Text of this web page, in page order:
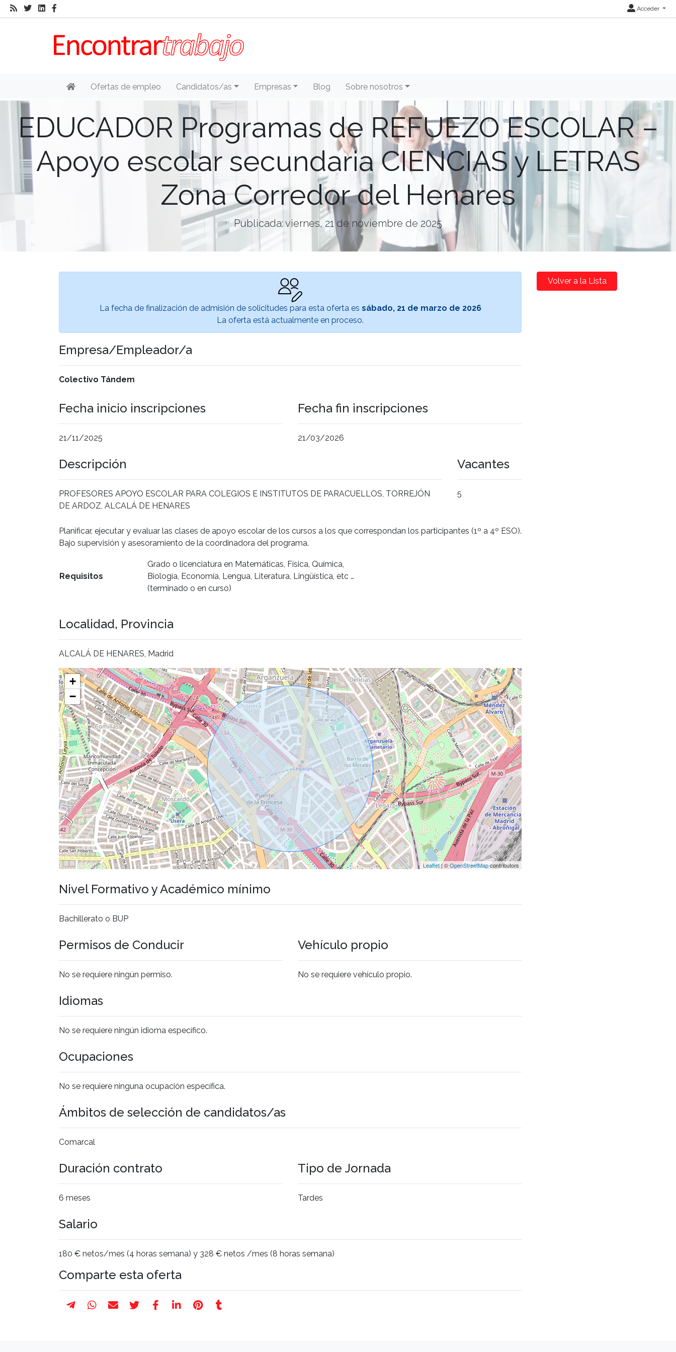
Acceder
Ofertas de empleo Candidatos/as Empresas Blog Sobre nosotros
EDUCADOR Programas de REFUEZO ESCOLAR –
Apoyo escolar secundaria CIENCIAS y LETRAS
Zona Corredor del Henares
Publicada: viernes, 21 de noviembre de 2025
La fecha de finalización de admisión de solicitudes para esta oferta es sábado, 21 de marzo de 2026
La oferta está actualmente en proceso.
Empresa/Empleador/a
Colectivo Tándem
Fecha inicio inscripciones
21/11/2025
Fecha fin inscripciones
21/03/2026
Descripción
PROFESORES APOYO ESCOLAR PARA COLEGIOS E INSTITUTOS DE PARACUELLOS, TORREJÓN
DE ARDOZ, ALCALÁ DE HENARES
Vacantes
5
Planificar, ejecutar y evaluar las clases de apoyo escolar de los cursos a los que correspondan los participantes (1º a 4º ESO).
Bajo supervisión y asesoramiento de la coordinadora del programa.
Requisitos
Grado o licenciatura en Matemáticas, Física, Química,
Biología, Economía, Lengua, Literatura, Lingüística, etc …
(terminado o en curso)
Localidad, Provincia
ALCALÁ DE HENARES, Madrid
+
−
Leaflet| ©OpenStreetMapcontributors
Nivel Formativo y Académico mínimo
Bachillerato o BUP
Permisos de Conducir
No se requiere ningún permiso.
Vehículo propio
No se requiere vehículo propio.
Idiomas
No se requiere ningún idioma específico.
Ocupaciones
No se requiere ninguna ocupación específica.
Ámbitos de selección de candidatos/as
Comarcal
Duración contrato
6 meses
Tipo de Jornada
Tardes
Salario
180 € netos/mes (4 horas semana) y 328 € netos /mes (8 horas semana)
Comparte esta oferta
Volver a la Lista